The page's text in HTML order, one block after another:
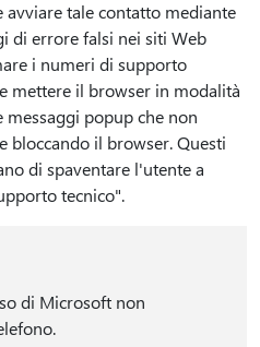
tale contatto mediante
di errore falsi nei siti Web
i numeri di supporto
mettere il browser in modalità
popup che non
bloccando il browser. Questi
di spaventare l'utente a
tecnico".
di Microsoft non